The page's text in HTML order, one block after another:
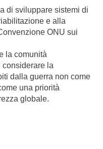
di sviluppare sistemi di
e alla
ONU sui
la comunità
la
dalla guerra non come
una priorità
globale.